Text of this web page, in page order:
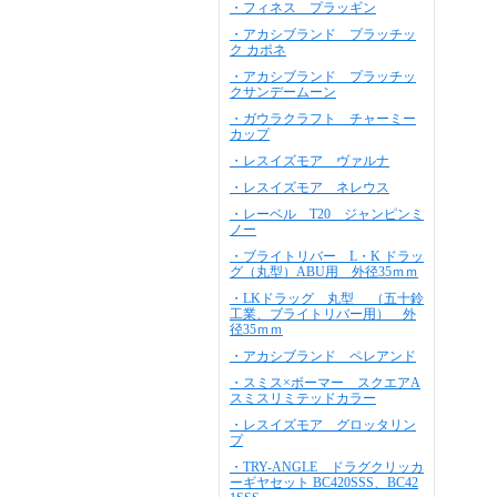
・フィネス プラッギン
・アカシブランド プラッチッ
ク カポネ
・アカシブランド プラッチッ
クサンデームーン
・ガウラクラフト チャーミー
カップ
・レスイズモア ヴァルナ
・レスイズモア ネレウス
・レーベル T20 ジャンピンミ
ノー
・ブライトリバー L・K ドラッ
グ（丸型）ABU用 外径35ｍｍ
・LKドラッグ 丸型 （五十鈴
工業、ブライトリバー用） 外
径35ｍｍ
・アカシブランド ペレアンド
・スミス×ボーマー スクエアA
スミスリミテッドカラー
・レスイズモア グロッタリン
プ
・TRY-ANGLE ドラグクリッカ
ーギヤセット BC420SSS、BC42